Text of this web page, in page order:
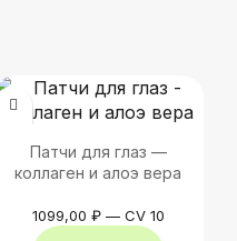
Патчи для глаз —
коллаген и алоэ вера
1099,00 ₽— CV 10